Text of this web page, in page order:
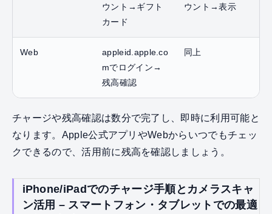
ウント→ギフト
カード
ウント→表示
Web
appleid.apple.co
mでログイン→
残高確認
同上
チャージや残高確認は数分で完了し、即時に利用可能と
なります。Apple公式アプリやWebからいつでもチェッ
クできるので、活用前に残高を確認しましょう。
iPhone/iPadでのチャージ手順とカメラスキャ
ン活用 – スマートフォン・タブレットでの最適